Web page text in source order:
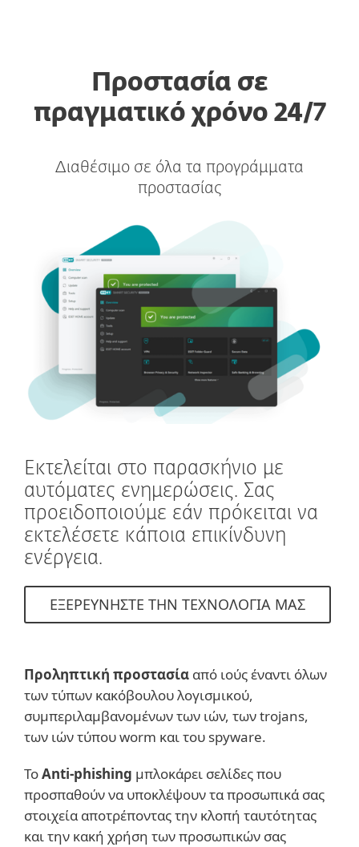
Προστασία σε
πραγματικό χρόνο 24/7
Διαθέσιμο σε όλα τα προγράμματα
προστασίας
Εκτελείται στο παρασκήνιο με
αυτόματες ενημερώσεις. Σας
προειδοποιούμε εάν πρόκειται να
εκτελέσετε κάποια επικίνδυνη
ενέργεια.
ΕΞΕΡΕΥΝΗΣΤΕ ΤΗΝ ΤΕΧΝΟΛΟΓΙΑ ΜΑΣ
Προληπτική προστασία από ιούς έναντι όλων
των τύπων κακόβουλου λογισμικού,
συμπεριλαμβανομένων των ιών, των trojans,
των ιών τύπου worm και του spyware.
ΤοAnti-phishing μπλοκάρει σελίδες που
προσπαθούν να υποκλέψουν τα προσωπικά σας
στοιχεία αποτρέποντας την κλοπή ταυτότητας
και την κακή χρήση των προσωπικών σας